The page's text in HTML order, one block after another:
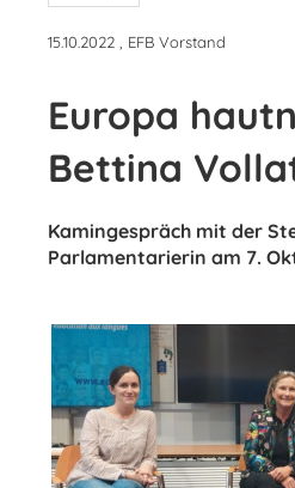
15.10.2022 , EFB Vorstand
Europa
Bettina
Kamingespräch mit der
Parlamentarierin am 7.